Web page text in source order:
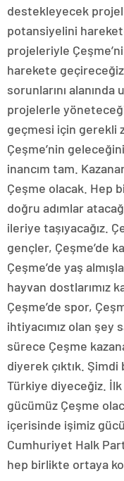
destekleyecek
potansiyelini
projeleriyle
harekete
sorunlarını
projelerle
geçmesi için gerekli
Çeşme’nin
inancım tam.
Çeşme olacak. Hep
doğru adımlar
ileriye taşıyacağız.
gençler, Çeşme’de
Çeşme’de yaş
hayvan dostlarımız
Çeşme’de spor,
ihtiyacımız olan şey
sürece Çeşme
diyerek çıktık.
Türkiye diyeceğiz.
gücümüz Çeşme
içerisinde işimiz
Cumhuriyet Halk
hep birlikte ortaya